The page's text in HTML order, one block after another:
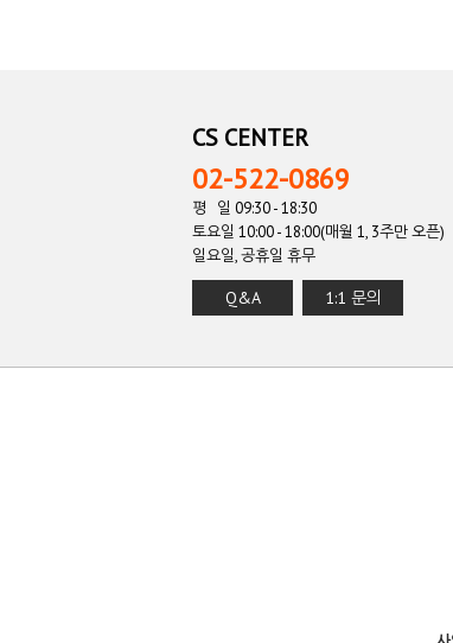
CS CENTER
02-522-0869
평 일 09:30 - 18:30
토요일 10:00 - 18:00(매월 1, 3주만 오픈)
일요일, 공휴일 휴무
Q&A 1:1 문의